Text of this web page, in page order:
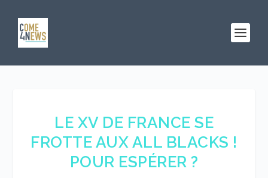
LE XV DE FRANCE SE
FROTTE AUX ALL BLACKS !
POUR ESPÉRER ?